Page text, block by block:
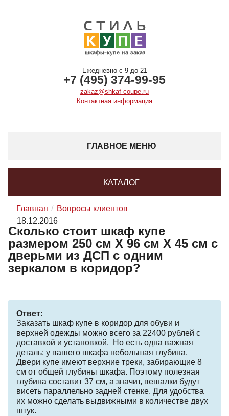
Ежедневно с 9 до 21
+7 (495) 374-99-95
zakaz@shkaf-coupe.ru
Контактная информация
ГЛАВНОЕ МЕНЮ
КАТАЛОГ
Главная
Вопросы клиентов
18.12.2016
Сколько стоит шкаф купе
размером 250 см Х 96 см Х 45 см с
дверьми из ДСП с одним
зеркалом в коридор?
Ответ:
Заказать шкаф купе в коридор для обуви и
верхней одежды можно всего за 22400 рублей с
доставкой и установкой. Но есть одна важная
деталь: у вашего шкафа небольшая глубина.
Двери купе имеют верхние треки, забирающие 8
см от общей глубины шкафа. Поэтому полезная
глубина составит 37 см, а значит, вешалки будут
висеть параллельно задней стенке. Для удобства
их можно сделать выдвижными в количестве двух
штук.